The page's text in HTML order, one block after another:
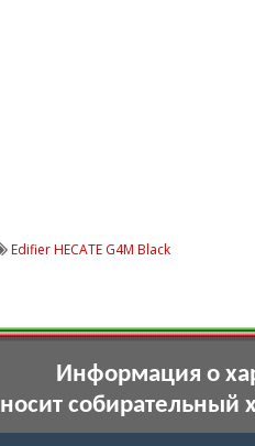
Edifier HECATE G4M Black
Информация о
носит собирательный